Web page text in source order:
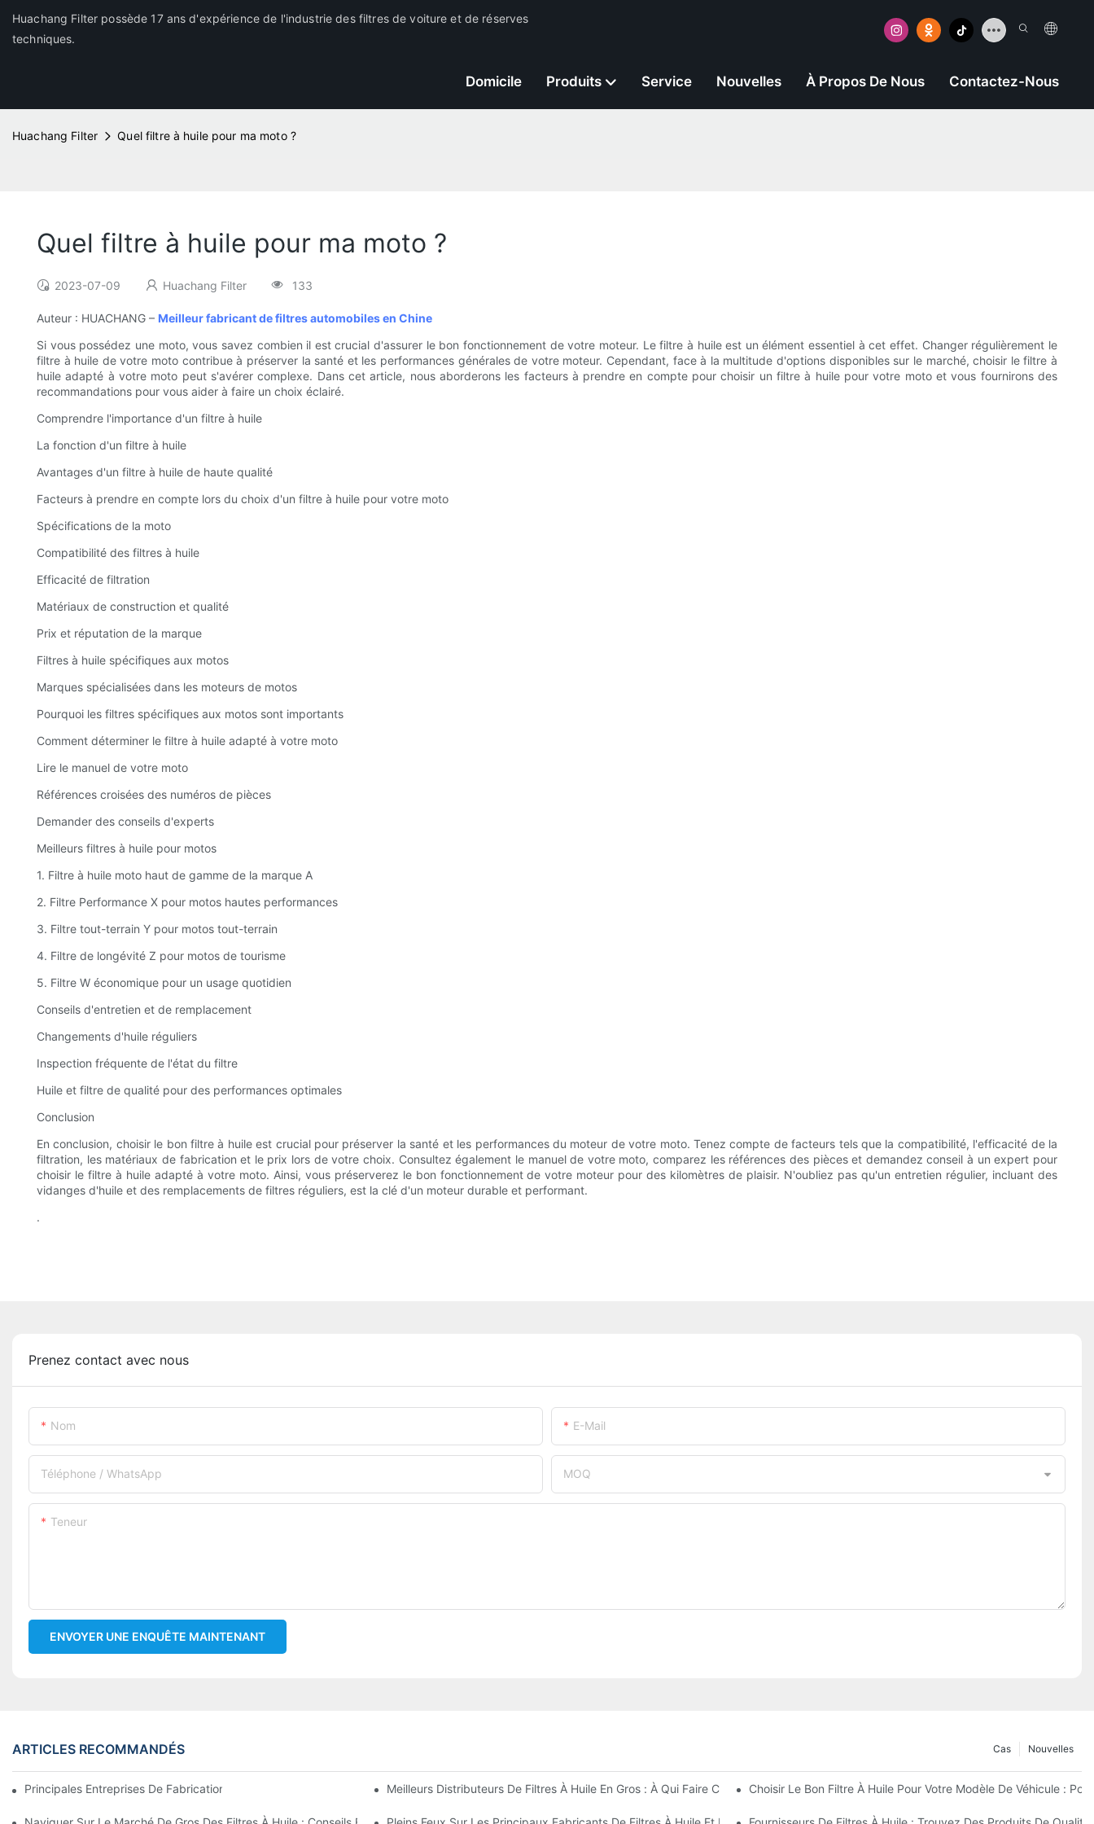
Huachang Filter possède 17 ans d'expérience de l'industrie des filtres de voiture et de réserves
techniques.
Domicile Produits Service Nouvelles À Propos De Nous Contactez-Nous
Huachang Filter Quel filtre à huile pour ma moto ?
Quel filtre à huile pour ma moto ?
2023-07-09 Huachang Filter 133
Auteur : HUACHANG – Meilleur fabricant de filtres automobiles en Chine
Si vous possédez une moto, vous savez combien il est crucial d'assurer le bon fonctionnement de votre moteur. Le filtre à huile est un élément essentiel à cet effet. Changer régulièrement le
filtre à huile de votre moto contribue à préserver la santé et les performances générales de votre moteur. Cependant, face à la multitude d'options disponibles sur le marché, choisir le filtre à
huile adapté à votre moto peut s'avérer complexe. Dans cet article, nous aborderons les facteurs à prendre en compte pour choisir un filtre à huile pour votre moto et vous fournirons des
recommandations pour vous aider à faire un choix éclairé.
Comprendre l'importance d'un filtre à huile
La fonction d'un filtre à huile
Avantages d'un filtre à huile de haute qualité
Facteurs à prendre en compte lors du choix d'un filtre à huile pour votre moto
Spécifications de la moto
Compatibilité des filtres à huile
Efficacité de filtration
Matériaux de construction et qualité
Prix ​​et réputation de la marque
Filtres à huile spécifiques aux motos
Marques spécialisées dans les moteurs de motos
Pourquoi les filtres spécifiques aux motos sont importants
Comment déterminer le filtre à huile adapté à votre moto
Lire le manuel de votre moto
Références croisées des numéros de pièces
Demander des conseils d'experts
Meilleurs filtres à huile pour motos
1. Filtre à huile moto haut de gamme de la marque A
2. Filtre Performance X pour motos hautes performances
3. Filtre tout-terrain Y pour motos tout-terrain
4. Filtre de longévité Z pour motos de tourisme
5. Filtre W économique pour un usage quotidien
Conseils d'entretien et de remplacement
Changements d'huile réguliers
Inspection fréquente de l'état du filtre
Huile et filtre de qualité pour des performances optimales
Conclusion
En conclusion, choisir le bon filtre à huile est crucial pour préserver la santé et les performances du moteur de votre moto. Tenez compte de facteurs tels que la compatibilité, l'efficacité de la
filtration, les matériaux de fabrication et le prix lors de votre choix. Consultez également le manuel de votre moto, comparez les références des pièces et demandez conseil à un expert pour
choisir le filtre à huile adapté à votre moto. Ainsi, vous préserverez le bon fonctionnement de votre moteur pour des kilomètres de plaisir. N'oubliez pas qu'un entretien régulier, incluant des
vidanges d'huile et des remplacements de filtres réguliers, est la clé d'un moteur durable et performant.
.
Prenez contact avec nous
Nom E-Mail
Téléphone / WhatsApp MOQ
Teneur
ENVOYER UNE ENQUÊTE MAINTENANT
ARTICLES RECOMMANDÉS Nouvelles
Cas
Principales Entreprises De Fabrication De Filtres À Huile : Un Aperçu CompletMeilleurs Distributeurs De Filtres À Huile En Gros : À Qui Faire Confiance ?Choisir Le Bon Filtre À Huile Pour Votre Modèle De Véhicule :